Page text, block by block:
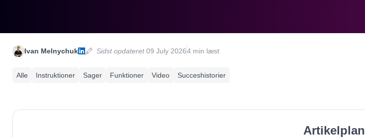
Ivan Melnychuk Sidst opdateret09 July 20264 min læst
Alle Instruktioner Sager Funktioner Video Succeshistorier
Artikelplan